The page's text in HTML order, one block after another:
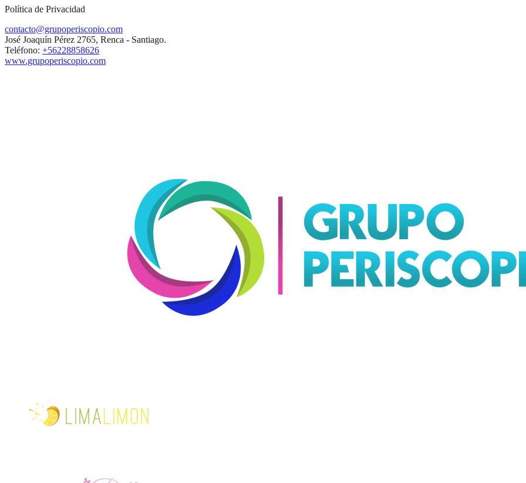
Política de Privacidad
contacto@grupoperiscopio.com
José Joaquín Pérez 2765, Renca - Santiago.
Teléfono: +56228858626
www.grupoperiscopio.com